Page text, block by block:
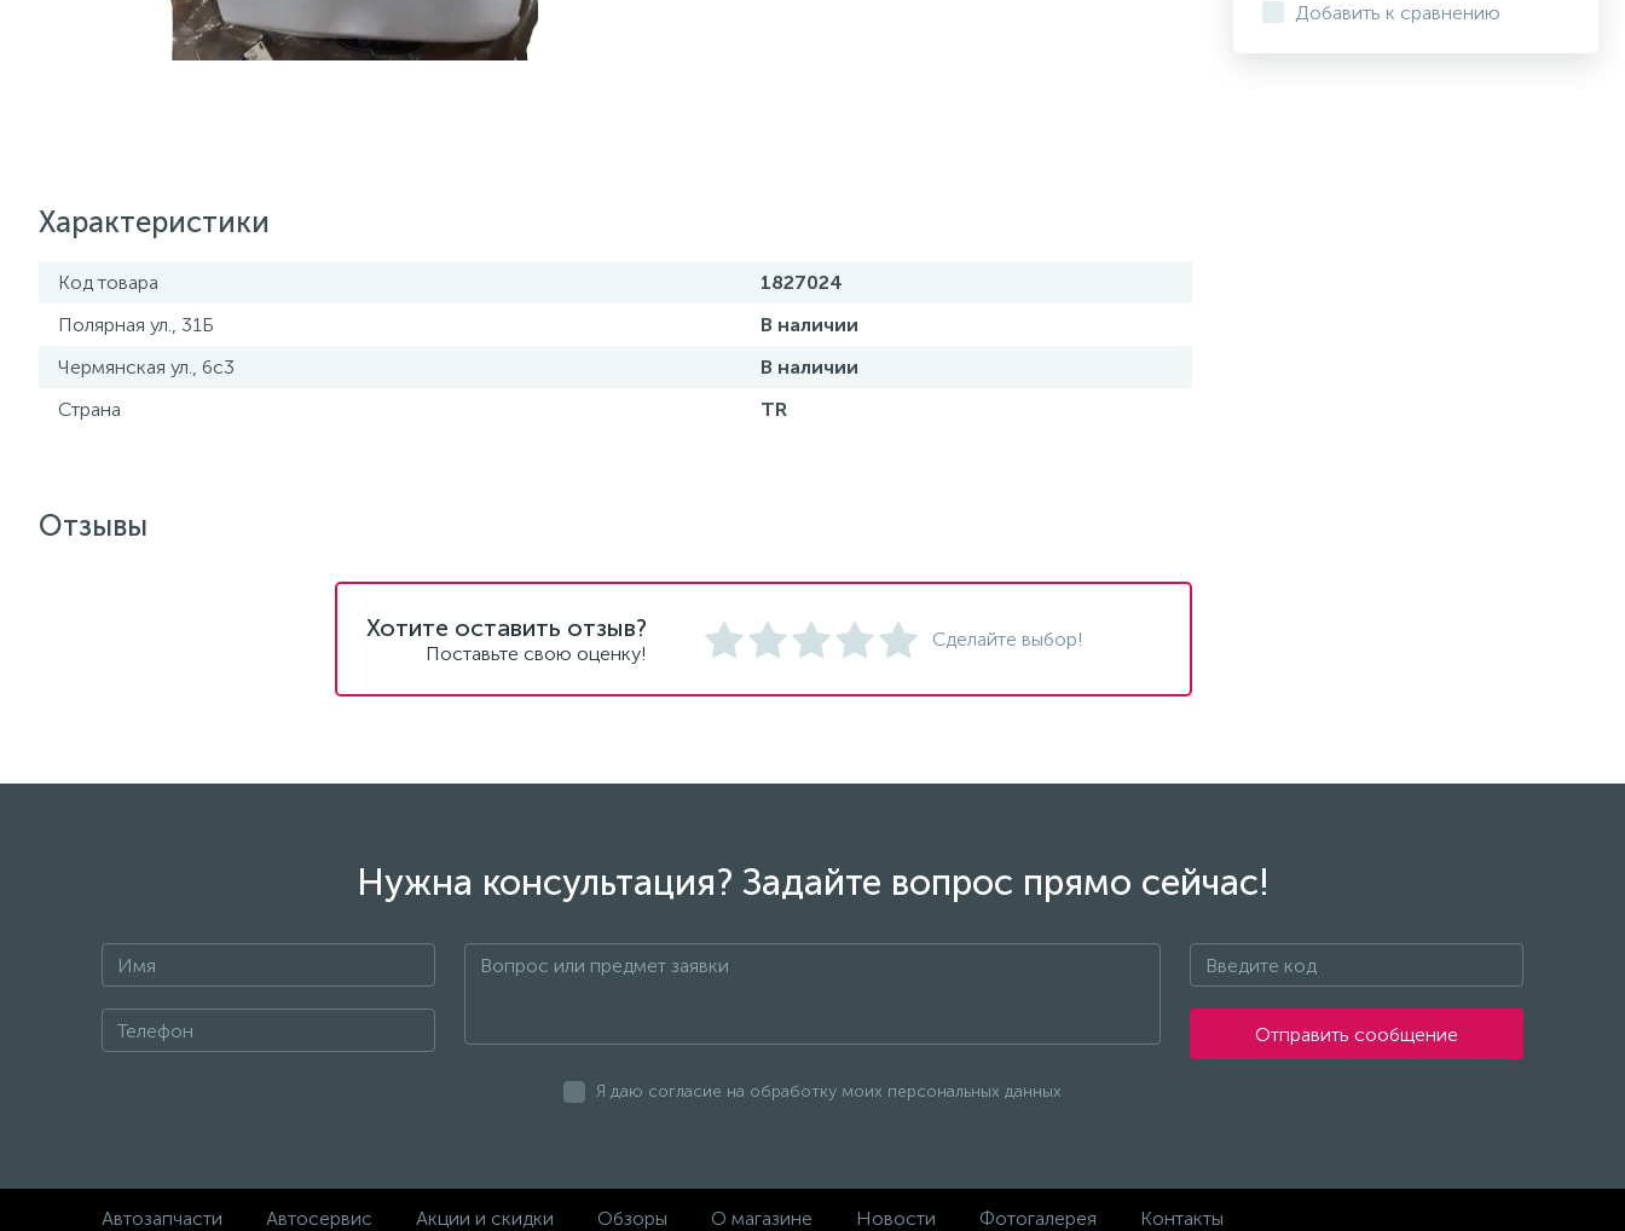
Характеристики
Код товара
1827024
Полярная ул., 31Б
В наличии
Чермянская ул., 6с3
В наличии
Страна
TR
Добавить к сравнению
Отзывы
Хотите оставить отзыв?
Поставьте свою оценку!
Сделайте выбор!
Нужна консультация? Задайте вопрос прямо сейчас!
Отправить сообщение
Я даю согласие на обработку моих персональных данных
Автозапчасти Автосервис Акции и скидки Обзоры О магазине Новости Фотогалерея Контакты